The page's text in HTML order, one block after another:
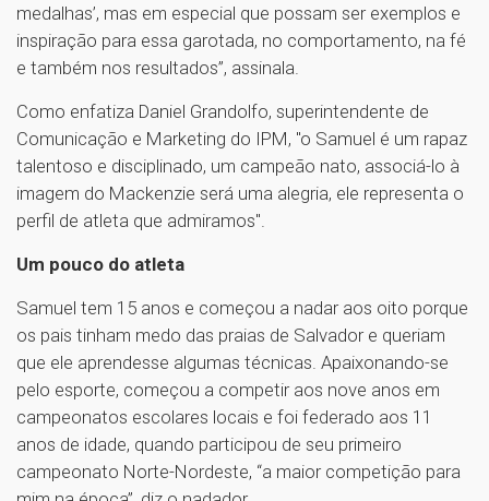
medalhas’, mas em especial que possam ser exemplos e
inspiração para essa garotada, no comportamento, na fé
e também nos resultados”, assinala.
Como enfatiza Daniel Grandolfo, superintendente de
Comunicação e Marketing do IPM, "o Samuel é um rapaz
talentoso e disciplinado, um campeão nato, associá-lo à
imagem do Mackenzie será uma alegria, ele representa o
perfil de atleta que admiramos".
Um pouco do atleta
Samuel tem 15 anos e começou a nadar aos oito porque
os pais tinham medo das praias de Salvador e queriam
que ele aprendesse algumas técnicas. Apaixonando-se
pelo esporte, começou a competir aos nove anos em
campeonatos escolares locais e foi federado aos 11
anos de idade, quando participou de seu primeiro
campeonato Norte-Nordeste, “a maior competição para